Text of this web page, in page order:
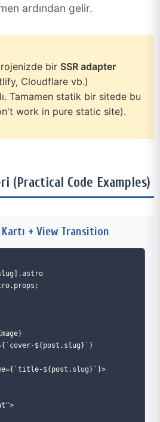
ardından gelir.
bir SSR adapter
Cloudflare vb.)
Tamamen statik bir sitede bu
work in pure static site).
(Practical Code Examples)
Kartı + View Transition
${post.slug}`}
${post.slug}`}>